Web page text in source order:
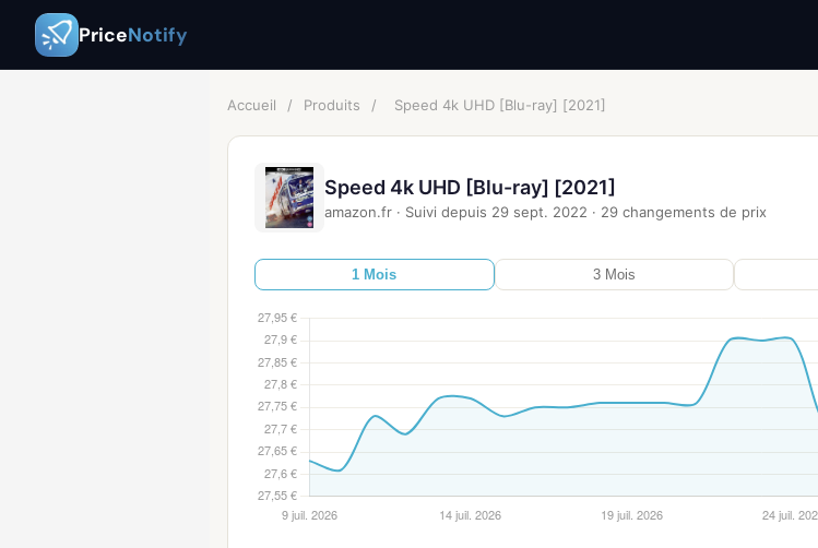
PriceNotify
Accueil / Produits / Speed 4k UHD [Blu-ray] [2021]
Speed 4k UHD [Blu-ray] [2021]
amazon.fr · Suivi depuis 29 sept. 2022 · 29 changements de prix
1 Mois 3 Mois